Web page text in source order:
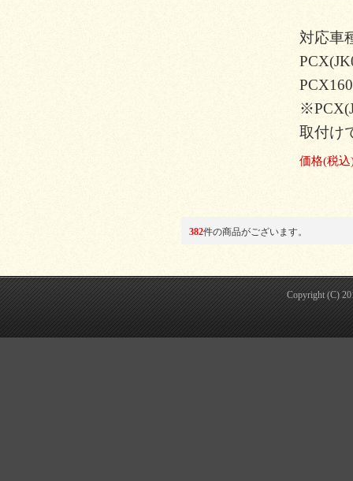
対応車
取付け
価格(税込
382件の商品がございます。
Copyright (C)